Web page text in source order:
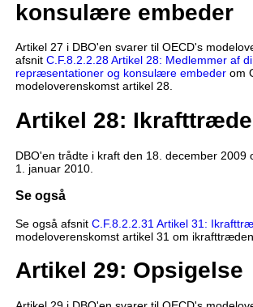
konsulære embeder
Artikel 27 i DBO'en svarer til OECD's
afsnit C.F.8.2.2.28 Artikel 28: Medlemmer af
repræsentationer og konsulære embederom
modeloverenskomst artikel 28.
Artikel 28:
DBO'en trådte i kraft den 18. december 2009
1. januar 2010.
Se også
Se også afsnit C.F.8.2.2.31 Artikel 31:
modeloverenskomst artikel 31 om ikrafttræden.
Artikel 29: Opsigelse